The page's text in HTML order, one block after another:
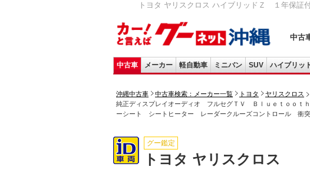
トヨタ ヤリスクロス ハイブリッドＺ １年保
中古
中古車 メーカー 軽自動車 ミニバン SUV ハイブリッ
沖縄中古車 中古車検索：メーカー一覧 トヨタ ヤリスクロス
純正ディスプレイオーディオ フルセグＴＶ Ｂｌｕｅｔｏｏ
ーシート シートヒーター レーダークルーズコントロール 衝突
グー鑑定
トヨタ ヤリスクロス